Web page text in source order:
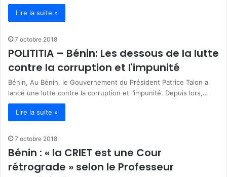
Lire la suite »
7 octobre 2018
POLITITIA – Bénin: Les dessous de la lutte
contre la corruption et l'impunité
Bénin, Au Bénin, le Gouvernement du Président Patrice Talon a
lancé une lutte contre la corruption et l’impunité. Depuis lors,…
Lire la suite »
7 octobre 2018
Bénin : « la CRIET est une Cour
rétrograde » selon le Professeur